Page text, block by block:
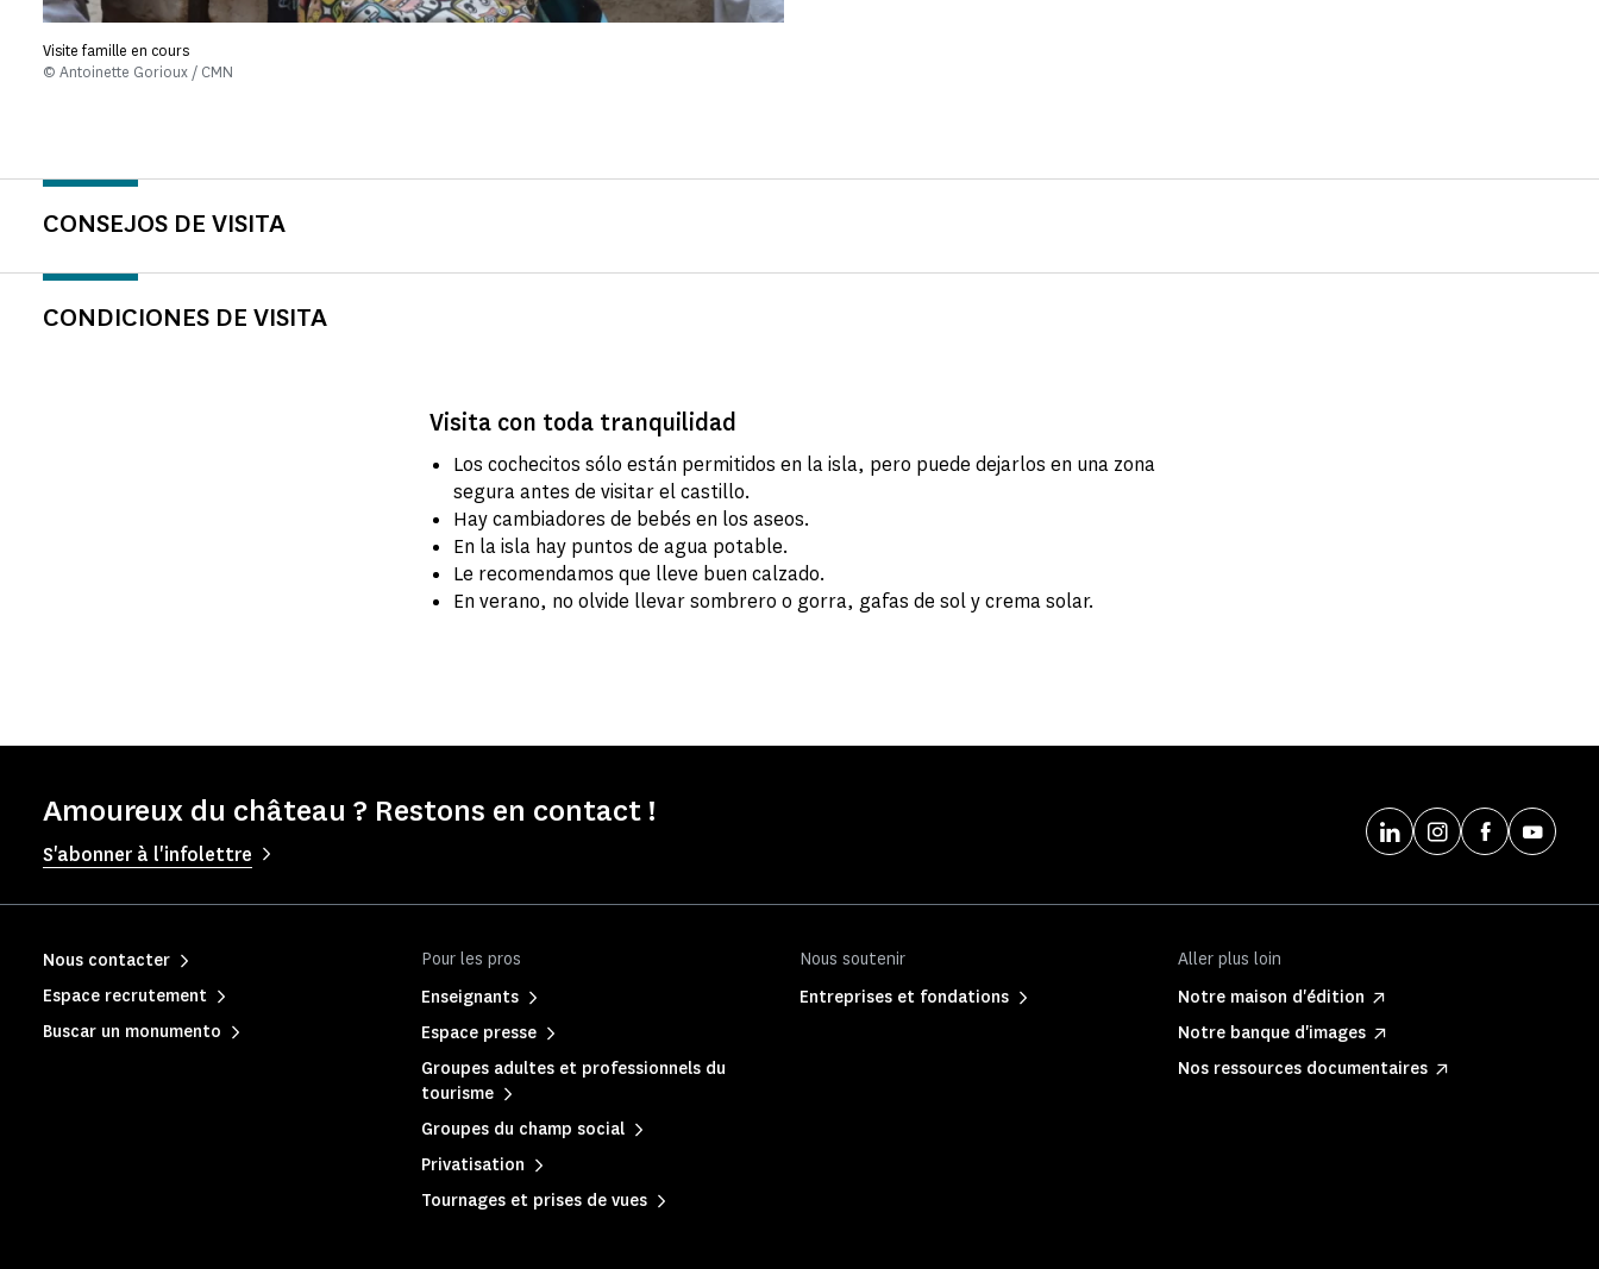
Visite famille en cours
© Antoinette Gorioux / CMN
CONSEJOS DE VISITA
CONDICIONES DE VISITA
Visita con toda tranquilidad
Los cochecitos sólo están permitidos en la isla, pero puede dejarlos en una zona
segura antes de visitar el castillo.
Hay cambiadores de bebés en los aseos.
En la isla hay puntos de agua potable.
Le recomendamos que lleve buen calzado.
En verano, no olvide llevar sombrero o gorra, gafas de sol y crema solar.
Amoureux du château ? Restons en contact !
S'abonner à l'infolettre
Pour les pros
Enseignants
Espace presse
Groupes adultes et professionnels du
tourisme
Groupes du champ social
Privatisation
Tournages et prises de vues
Nous soutenir
Entreprises et fondations
Aller plus loin
Notre maison d'édition
Notre banque d'images
Nos ressources documentaires
Nous contacter
Espace recrutement
Buscar un monumento